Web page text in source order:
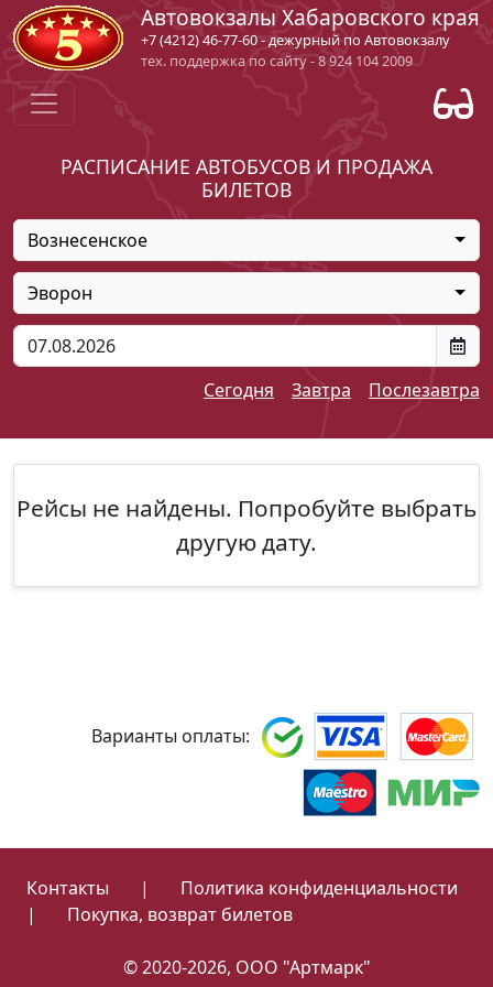
Автовокзалы Хабаровского края
+7 (4212) 46-77-60 - дежурный по Автовокзалу
тех. поддержка по сайту - 8 924 104 2009
РАСПИСАНИЕ АВТОБУСОВ И ПРОДАЖА
БИЛЕТОВ
Вознесенское
Эворон
Сегодня Завтра Послезавтра
Рейсы не найдены. Попробуйте выбрать
другую дату.
Варианты оплаты:
Контакты |
Политика конфиденциальности
|
Покупка, возврат билетов
© 2020-2026, ООО "Артмарк"